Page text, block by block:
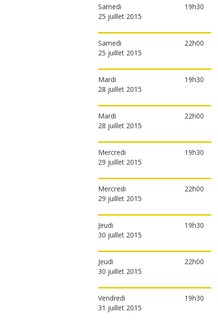
19h30
Samedi
25 juillet 2015
22h00
Samedi
25 juillet 2015
19h30
Mardi
28 juillet 2015
22h00
Mardi
28 juillet 2015
19h30
Mercredi
29 juillet 2015
22h00
Mercredi
29 juillet 2015
19h30
Jeudi
30 juillet 2015
22h00
Jeudi
30 juillet 2015
19h30
Vendredi
31 juillet 2015